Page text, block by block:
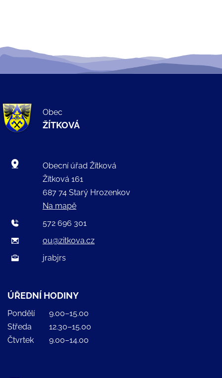
Obec
ŽÍTKOVÁ
Obecní úřad Žítková
Žítková 161
687 74 Starý Hrozenkov
Na mapě
572 696 301
ou@zitkova.cz
jrabjrs
ÚŘEDNÍ HODINY
Pondělí
9.00–15.00
Středa
12.30–15.00
Čtvrtek
9.00–14.00